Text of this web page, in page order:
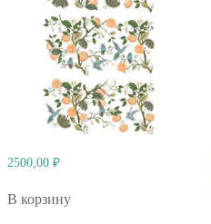
2500,00 ₽
В корзину